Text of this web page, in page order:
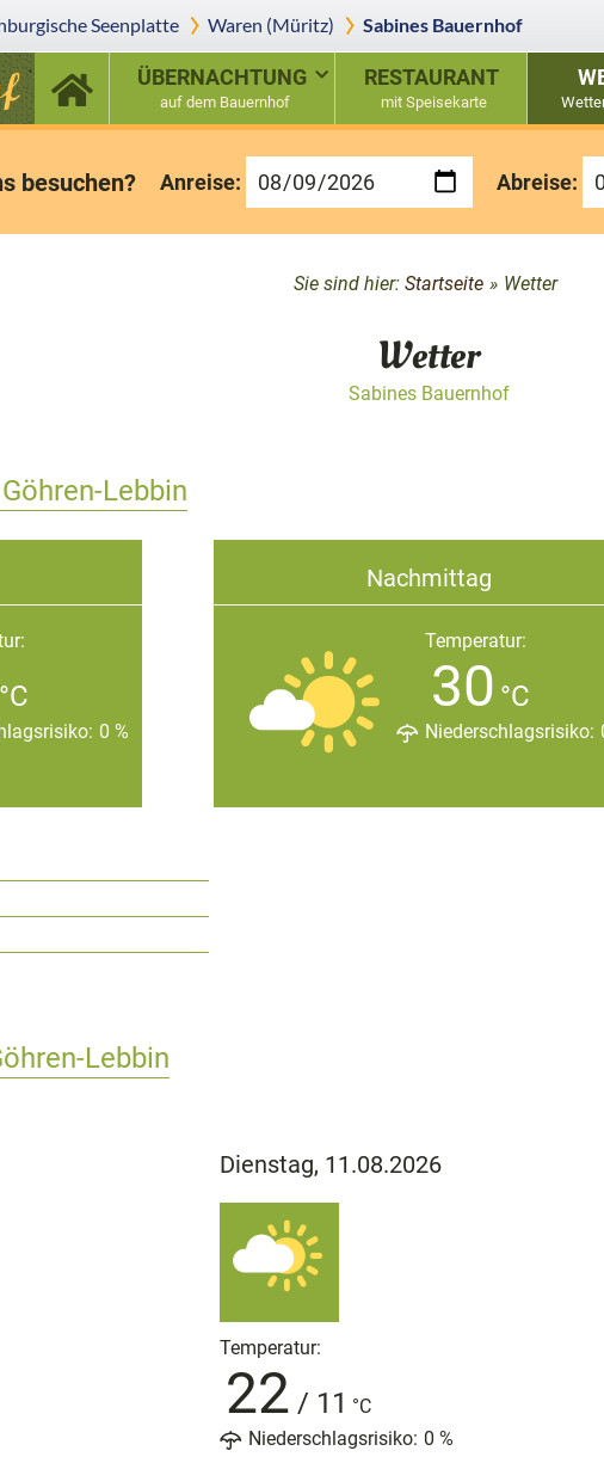
Seenplatte Waren (Müritz) Sabines Bauernhof
ÜBERNACHTUNG
auf dem Bauernhof
RESTAURANT
mit Speisekarte
besuchen? Anreise: Abreise:
Sie sind hier: Startseite » Wetter
Wetter
Sabines Bauernhof
Lebbin
°C
0 %
Nachmittag
Temperatur:
30 °C
Niederschlagsrisiko:
Lebbin
Dienstag, 11.08.2026
Temperatur:
22 / 11 °C
Niederschlagsrisiko: 0 %